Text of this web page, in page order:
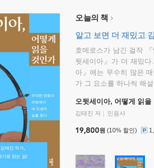
오늘의 책
알고 보면 더 재밌고
호메로스가 남긴 걸작
뒷세이아』가 더 재밌
아』에는 무수히 많은
가 그 요소를 하나씩 해설
오뒷세이아, 어떻게 읽을
김태진 저 민음사
19,800원 (10% 할인)